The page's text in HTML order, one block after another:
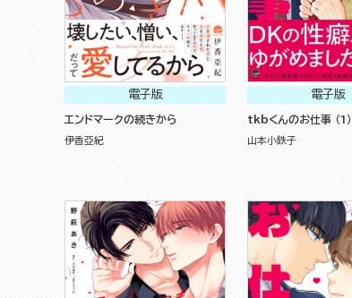
電子版
エンドマークの続きから
伊香亞紀
電子版
tkbくんのお仕事 （1）
山本小鉄子